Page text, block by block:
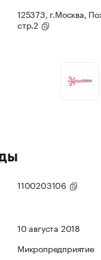
125373, г.Москва,
стр.2
1100203106
10 августа 2018
Микропредприятие